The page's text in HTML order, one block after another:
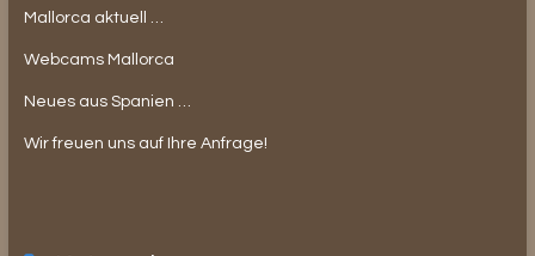
Mallorca aktuell …
Webcams Mallorca
Neues aus Spanien …
Wir freuen uns auf Ihre Anfrage!